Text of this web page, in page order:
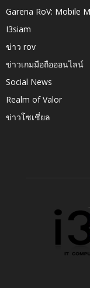
Garena RoV: Mobile
I3siam
ข่าว rov
ข่าวเกมมือถือออนไลน์
Social News
Realm of Valor
ข่าวโซเชี่ยล